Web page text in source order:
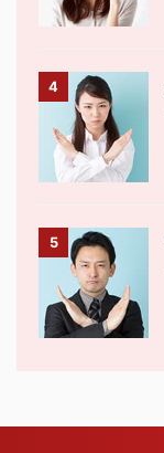
4
5